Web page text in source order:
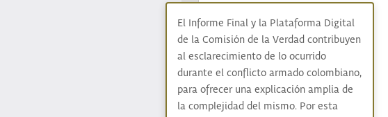
El Informe Final y la Plataforma Digital
de la Comisión de la Verdad contribuyen
al esclarecimiento de lo ocurrido
durante el conflicto armado colombiano,
para ofrecer una explicación amplia de
la complejidad del mismo. Por esta